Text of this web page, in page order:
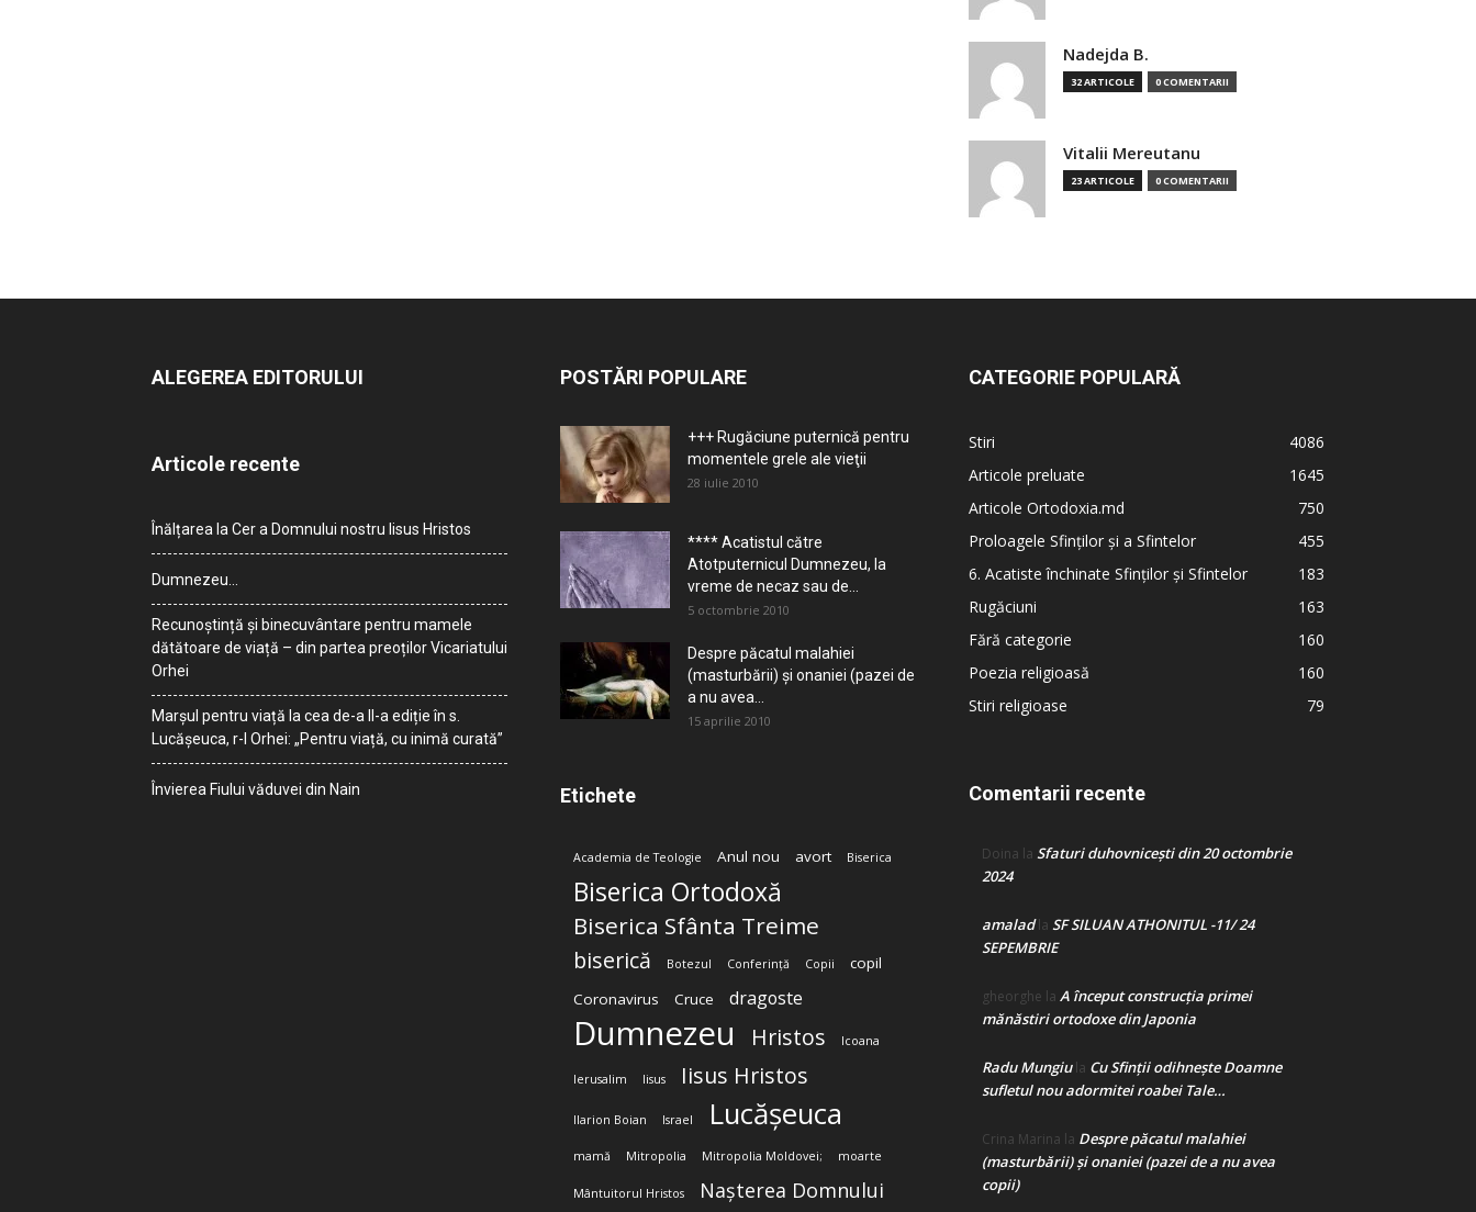
Nadejda B.
32 ARTICOLE 0 COMENTARII
Vitalii Mereutanu
23 ARTICOLE 0 COMENTARII
ALEGEREA EDITORULUI
Articole recente
Înălțarea la Cer a Domnului nostru Iisus Hristos
Dumnezeu…
Recunoștință și binecuvântare pentru mamele
dătătoare de viață – din partea preoților Vicariatului
Orhei
Marșul pentru viață la cea de-a II-a ediție în s.
Lucășeuca, r-l Orhei: „Pentru viață, cu inimă curată”
Învierea Fiului văduvei din Nain
POSTĂRI POPULARE
+++ Rugăciune puternică pentru
momentele grele ale vieţii
28 iulie 2010
**** Acatistul către
Atotputernicul Dumnezeu, la
vreme de necaz sau de...
5 octombrie 2010
Despre păcatul malahiei
(masturbării) şi onaniei (pazei de
a nu avea...
15 aprilie 2010
Etichete
Academia de Teologie Anul nou avort Biserica
Biserica Ortodoxă
Biserica Sfânta Treime
biserică Botezul Conferință Copii
copil
Coronavirus
Cruce dragoste
Dumnezeu Hristos Icoana
Ierusalim Iisus Iisus Hristos
Ilarion Boian Israel Lucășeuca
mamă Mitropolia Mitropolia Moldovei; moarte
Mântuitorul Hristos Nașterea Domnului
CATEGORIE POPULARĂ
Stiri
4086
Articole preluate
1645
Articole Ortodoxia.md
750
Proloagele Sfinților și a Sfintelor
455
6. Acatiste închinate Sfinților și Sfintelor
183
Rugăciuni
163
Fără categorie
160
Poezia religioasă
160
Stiri religioase
79
Comentarii recente
Doina la Sfaturi duhovnicești din 20 octombrie
2024
amaladla SF SILUAN ATHONITUL -11/ 24
SEPEMBRIE
gheorghe la A început construcţia primei
mănăstiri ortodoxe din Japonia
Radu Mungiula Cu Sfinții odihnește Doamne
sufletul nou adormitei roabei Tale…
Crina Marina la Despre păcatul malahiei
(masturbării) şi onaniei (pazei de a nu avea
copii)